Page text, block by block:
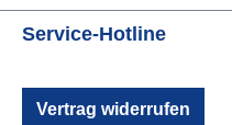
Service-Hotline
Vertrag widerrufen